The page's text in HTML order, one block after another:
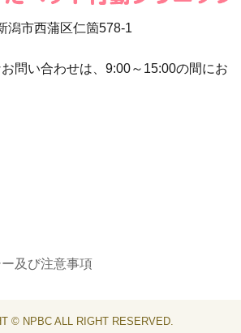
潟市西蒲区仁箇578-1
問い合わせは、9:00～15:00の間にお
及び注意事項
© NPBC ALL RIGHT RESERVED.